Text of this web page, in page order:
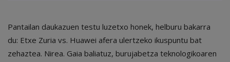
Pantailan daukazuen testu luzetxo honek, helburu bakarra
du: Etxe Zuria vs. Huawei afera ulertzeko ikuspuntu bat
zehaztea. Nirea. Gaia baliatuz, burujabetza teknologikoaren